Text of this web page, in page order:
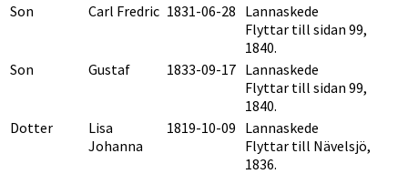
Son
Carl Fredric 1831-06-28 Lannaskede
Flyttar till sidan 99,
1840.
Son
Gustaf 1833-09-17 Lannaskede
Flyttar till sidan 99,
1840.
Dotter
Lisa
Johanna
1819-10-09 Lannaskede
Flyttar till Nävelsjö,
1836.